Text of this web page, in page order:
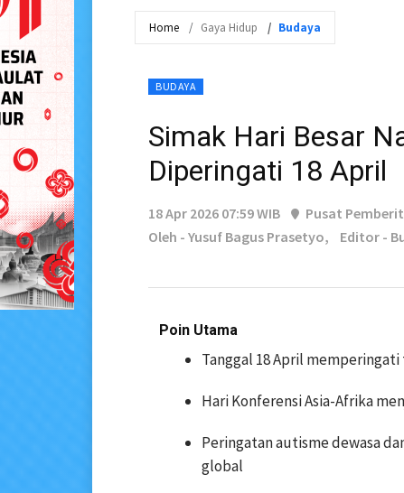
Home Gaya Hidup Budaya
BUDAYA
Simak Hari Besar
Diperingati 18 April
18 Apr 2026 07:59 WIB
Pusat
Oleh - Yusuf Bagus Prasetyo,
Editor -
Poin Utama
Tanggal 18 April
Hari Konferensi Asia-Afrika
Peringatan autisme dewasa
global